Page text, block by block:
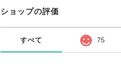
ショップの評価
すべて 75